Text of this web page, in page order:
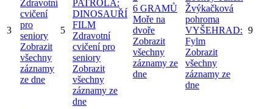
3
Zdravotní
cvičení
pro
seniory
Zobrazit
všechny
záznamy
ze dne
5
PATROLA:
DINOSAUŘÍ
FILM
Zdravotní
cvičení pro
seniory
Zobrazit
všechny
záznamy ze
dne
6 GRAMŮ
Moře na
dvoře
Zobrazit
všechny
záznamy ze
dne
Žvýkačková
pohroma
VYŠEHRAD:
Fylm
Zobrazit
všechny
záznamy ze
dne
9